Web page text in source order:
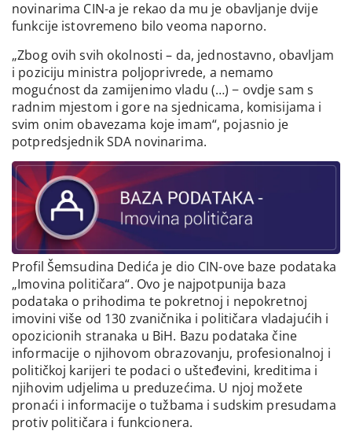
novinarima CIN-a je rekao da mu je obavljanje dvije
funkcije istovremeno bilo veoma naporno.
„Zbog ovih svih okolnosti – da, jednostavno, obavljam
i poziciju ministra poljoprivrede, a nemamo
mogućnost da zamijenimo vladu (…) − ovdje sam s
radnim mjestom i gore na sjednicama, komisijama i
svim onim obavezama koje imam“, pojasnio je
potpredsjednik SDA novinarima.
Profil Šemsudina Dedića je dio CIN-ove baze podataka
„Imovina političara“. Ovo je najpotpunija baza
podataka o prihodima te pokretnoj i nepokretnoj
imovini više od 130 zvaničnika i političara vladajućih i
opozicionih stranaka u BiH. Bazu podataka čine
informacije o njihovom obrazovanju, profesionalnoj i
političkoj karijeri te podaci o ušteđevini, kreditima i
njihovim udjelima u preduzećima. U njoj možete
pronaći i informacije o tužbama i sudskim presudama
protiv političara i funkcionera.